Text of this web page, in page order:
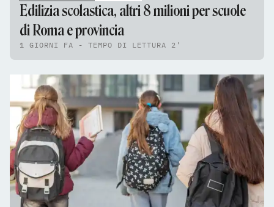
Edilizia scolastica, altri 8 milioni per scuole
di Roma e provincia
1 GIORNI FA - TEMPO DI LETTURA 2'